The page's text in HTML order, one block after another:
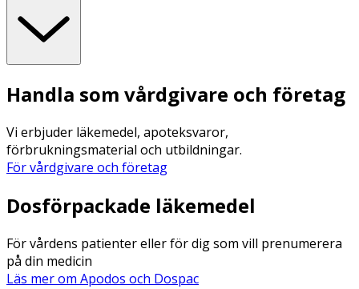
Handla som vårdgivare och företag
Vi erbjuder läkemedel, apoteksvaror,
förbrukningsmaterial och utbildningar.
För vårdgivare och företag
Dosförpackade läkemedel
För vårdens patienter eller för dig som vill prenumerera
på din medicin
Läs mer om Apodos och Dospac